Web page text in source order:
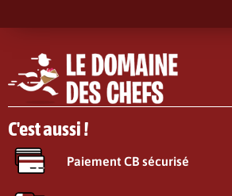
C'est aussi !
Paiement CB sécurisé